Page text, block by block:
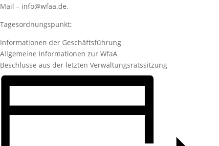
Mail – info@wfaa.de.
Tagesordnungspunkt:
Informationen der Geschäftsführung
Allgemeine Informationen zur WfaA
Beschlüsse aus der letzten Verwaltungsratssitzung